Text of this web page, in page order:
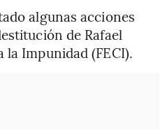
algunas acciones
de Rafael
Impunidad (FECI).